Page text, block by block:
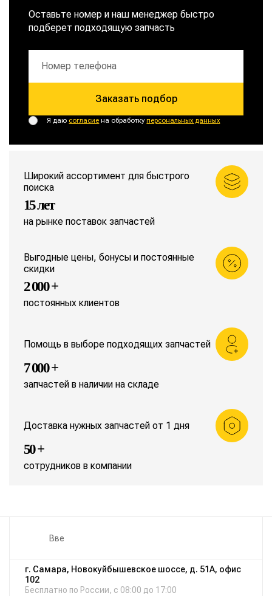
Оставьте номер и наш менеджер быстро
подберет подходящую запчасть
Заказать подбор
Я даю согласие на обработкуперсональных данных
Широкий ассортимент для быстрого
поиска
15 лет
на рынке поставок запчастей
Выгодные цены, бонусы и постоянные
скидки
2 000 +
постоянных клиентов
Помощь в выборе подходящих запчастей
7 000 +
запчастей в наличии на складе
Доставка нужных запчастей от 1 дня
50 +
сотрудников в компании
г. Самара, Новокуйбышевское шоссе, д. 51А, офис
102
Бесплатно по России, с 08:00 до 17:00